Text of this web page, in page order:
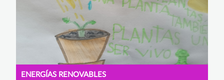
ENERGÍAS RENOVABLES